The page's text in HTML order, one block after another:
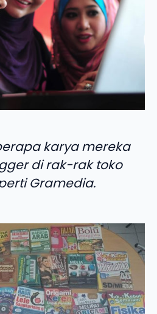
karya mereka
di rak-rak toko
Gramedia.